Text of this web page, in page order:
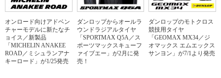
オンロード向けアドベン
チャーモデルに新たなチ
ョイス／新製品
「MICHELIN ANAKEE
ROAD／ミシュランアナ
キーロード」が1/25発売
ダンロップからオールラ
ウンドラジアルタイヤ
「SPORTMAX Q5A／ス
ポーツマックスキューフ
ァイブエー」が2月に発
売！
ダンロップのモトクロス
競技用タイヤ
「GEOMAX MX34／ジ
オマックス エムエックス
サンヨン」が7/1より発売